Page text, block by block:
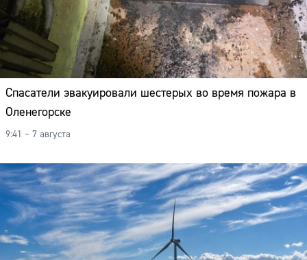
Спасатели эвакуировали шестерых во время пожара в
Оленегорске
9:41 – 7 августа